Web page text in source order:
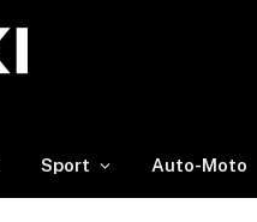
Sport Auto-Moto